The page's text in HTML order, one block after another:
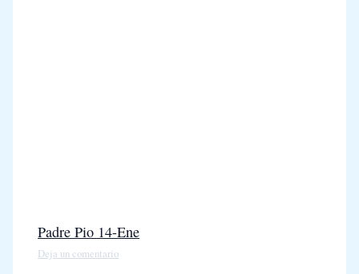
Padre Pio 14-Ene
Deja un comentario